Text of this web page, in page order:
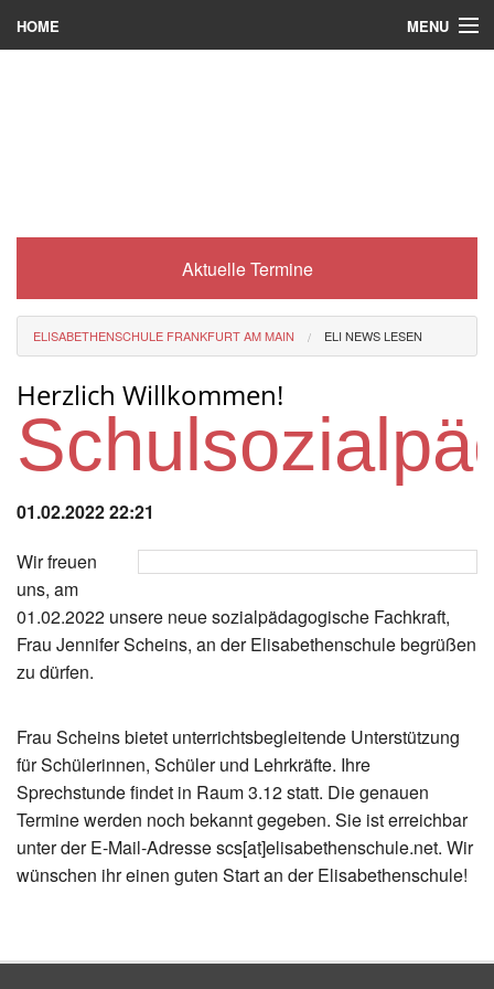
HOME MENU
Eli-Portal
Berufsorientierung
Förderverein
Instagram
Los
Aktuelle Termine
ELISABETHENSCHULE FRANKFURT AM MAIN ELI NEWS LESEN
Herzlich Willkommen!
01.02.2022 22:21
Wir freuen
uns, am
01.02.2022 unsere neue sozialpädagogische Fachkraft,
Frau Jennifer Scheins, an der Elisabethenschule begrüßen
zu dürfen.
Frau Scheins bietet unterrichtsbegleitende Unterstützung
für Schülerinnen, Schüler und Lehrkräfte. Ihre
Sprechstunde findet in Raum 3.12 statt. Die genauen
Termine werden noch bekannt gegeben. Sie ist erreichbar
unter der E-Mail-Adresse scs[at]elisabethenschule.net. Wir
wünschen ihr einen guten Start an der Elisabethenschule!